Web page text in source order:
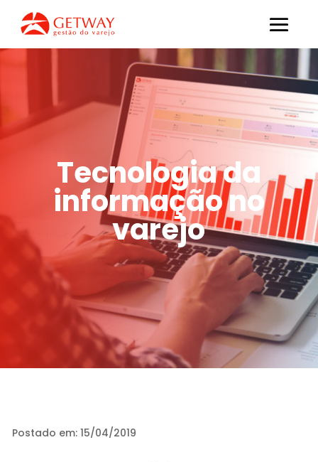
Tecnologia da
informação no
varejo
Postado em: 15/04/2019